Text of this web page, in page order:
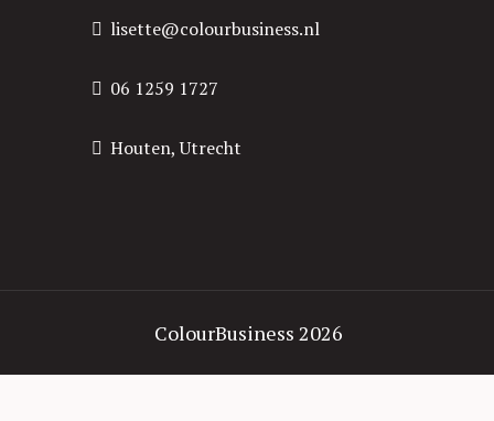
lisette@colourbusiness.nl
06 1259 1727
Houten, Utrecht
ColourBusiness 2026